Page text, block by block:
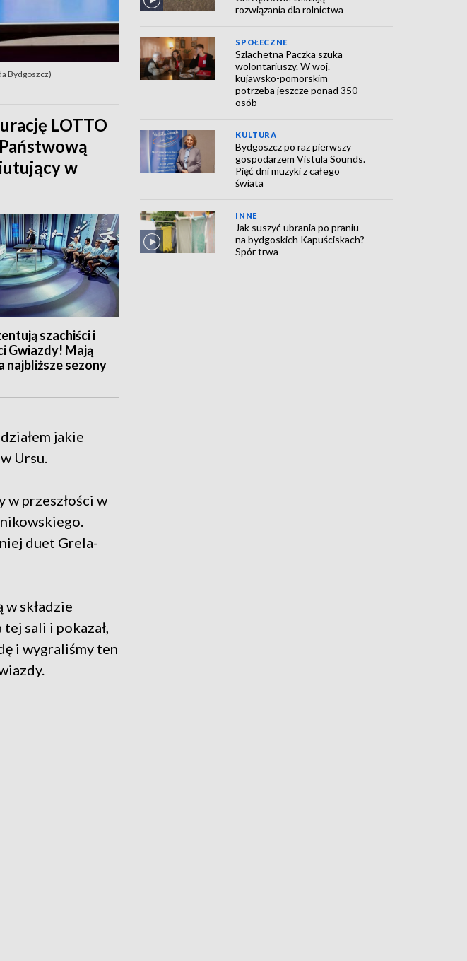
Bydgoszcz)
LOTTO
w
szachiści i
Gwiazdy! Mają
najbliższe sezony
jakie
Ursu.
w przeszłości w
duet Grela-
w składzie
sali i pokazał,
i wygraliśmy ten
rozwiązania dla rolnictwa
SPOŁECZNE
Szlachetna Paczka szuka
wolontariuszy. W woj.
kujawsko-pomorskim
potrzeba jeszcze ponad 350
osób
KULTURA
Bydgoszcz po raz pierwszy
gospodarzem Vistula Sounds.
Pięć dni muzyki z całego
świata
INNE
Jak suszyć ubrania po praniu
na bydgoskich Kapuściskach?
Spór trwa